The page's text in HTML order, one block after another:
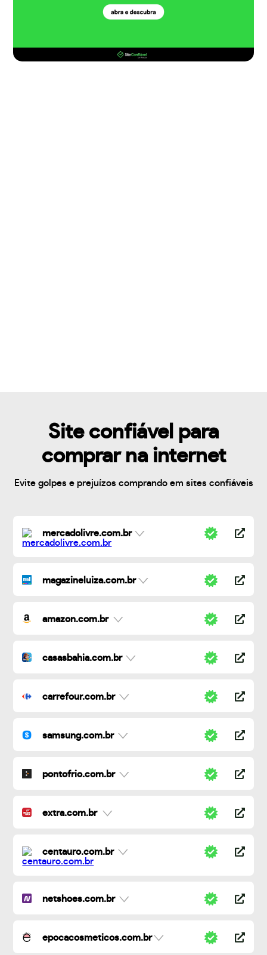
Site confiável para
comprar na internet
Evite golpes e prejuízos comprando em sites confiáveis
mercadolivre.com.br
magazineluiza.com.br
amazon.com.br
casasbahia.com.br
carrefour.com.br
samsung.com.br
pontofrio.com.br
extra.com.br
centauro.com.br
netshoes.com.br
epocacosmeticos.com.br